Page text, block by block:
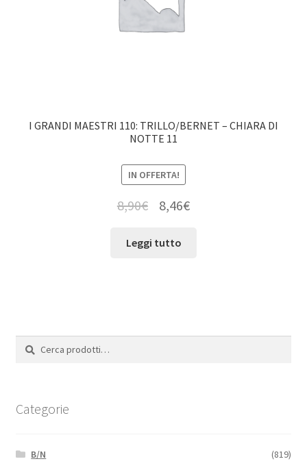
I GRANDI MAESTRI 110: TRILLO/BERNET – CHIARA DI
NOTTE 11
IN OFFERTA!
8,90€ 8,46€
Leggi tutto
Cerca:
Cerca
Categorie
B/N
(819)